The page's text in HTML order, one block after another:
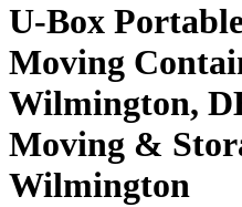
U-Box
Moving
Wilmington,
Moving &
Wilmington